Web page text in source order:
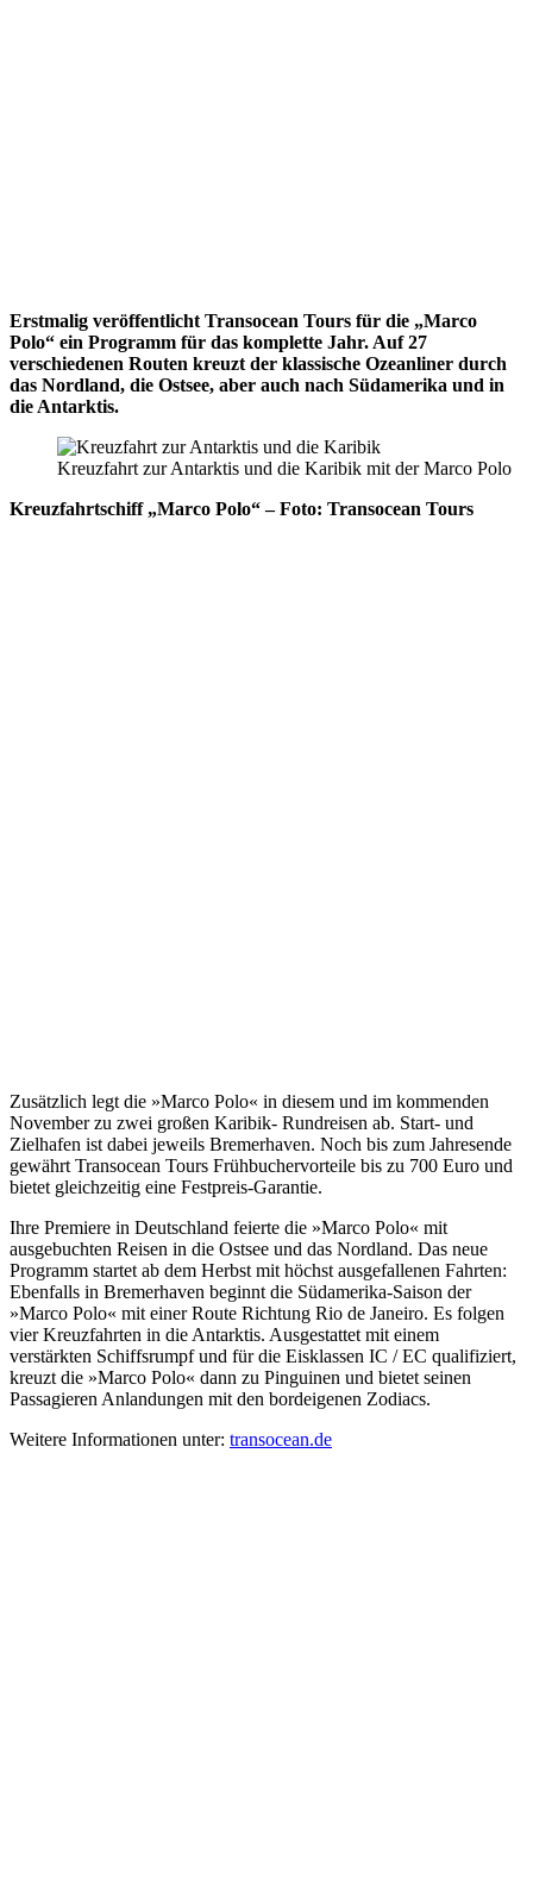
Erstmalig veröffentlicht Transocean Tours für die „Marco
Polo“ ein Programm für das komplette Jahr. Auf 27
verschiedenen Routen kreuzt der klassische Ozeanliner durch
das Nordland, die Ostsee, aber auch nach Südamerika und in
die Antarktis.
Kreuzfahrt zur Antarktis und die Karibik mit der Marco Polo
Kreuzfahrtschiff „Marco Polo“ – Foto: Transocean Tours
Zusätzlich legt die »Marco Polo« in diesem und im kommenden
November zu zwei großen Karibik- Rundreisen ab. Start- und
Zielhafen ist dabei jeweils Bremerhaven. Noch bis zum Jahresende
gewährt Transocean Tours Frühbuchervorteile bis zu 700 Euro und
bietet gleichzeitig eine Festpreis-Garantie.
Ihre Premiere in Deutschland feierte die »Marco Polo« mit
ausgebuchten Reisen in die Ostsee und das Nordland. Das neue
Programm startet ab dem Herbst mit höchst ausgefallenen Fahrten:
Ebenfalls in Bremerhaven beginnt die Südamerika-Saison der
»Marco Polo« mit einer Route Richtung Rio de Janeiro. Es folgen
vier Kreuzfahrten in die Antarktis. Ausgestattet mit einem
verstärkten Schiffsrumpf und für die Eisklassen IC / EC qualifiziert,
kreuzt die »Marco Polo« dann zu Pinguinen und bietet seinen
Passagieren Anlandungen mit den bordeigenen Zodiacs.
Weitere Informationen unter: transocean.de